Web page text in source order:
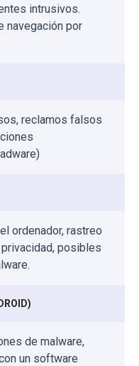
intrusivos.
navegación por
reclamos falsos
ordenador, rastreo
posibles
de malware,
un software